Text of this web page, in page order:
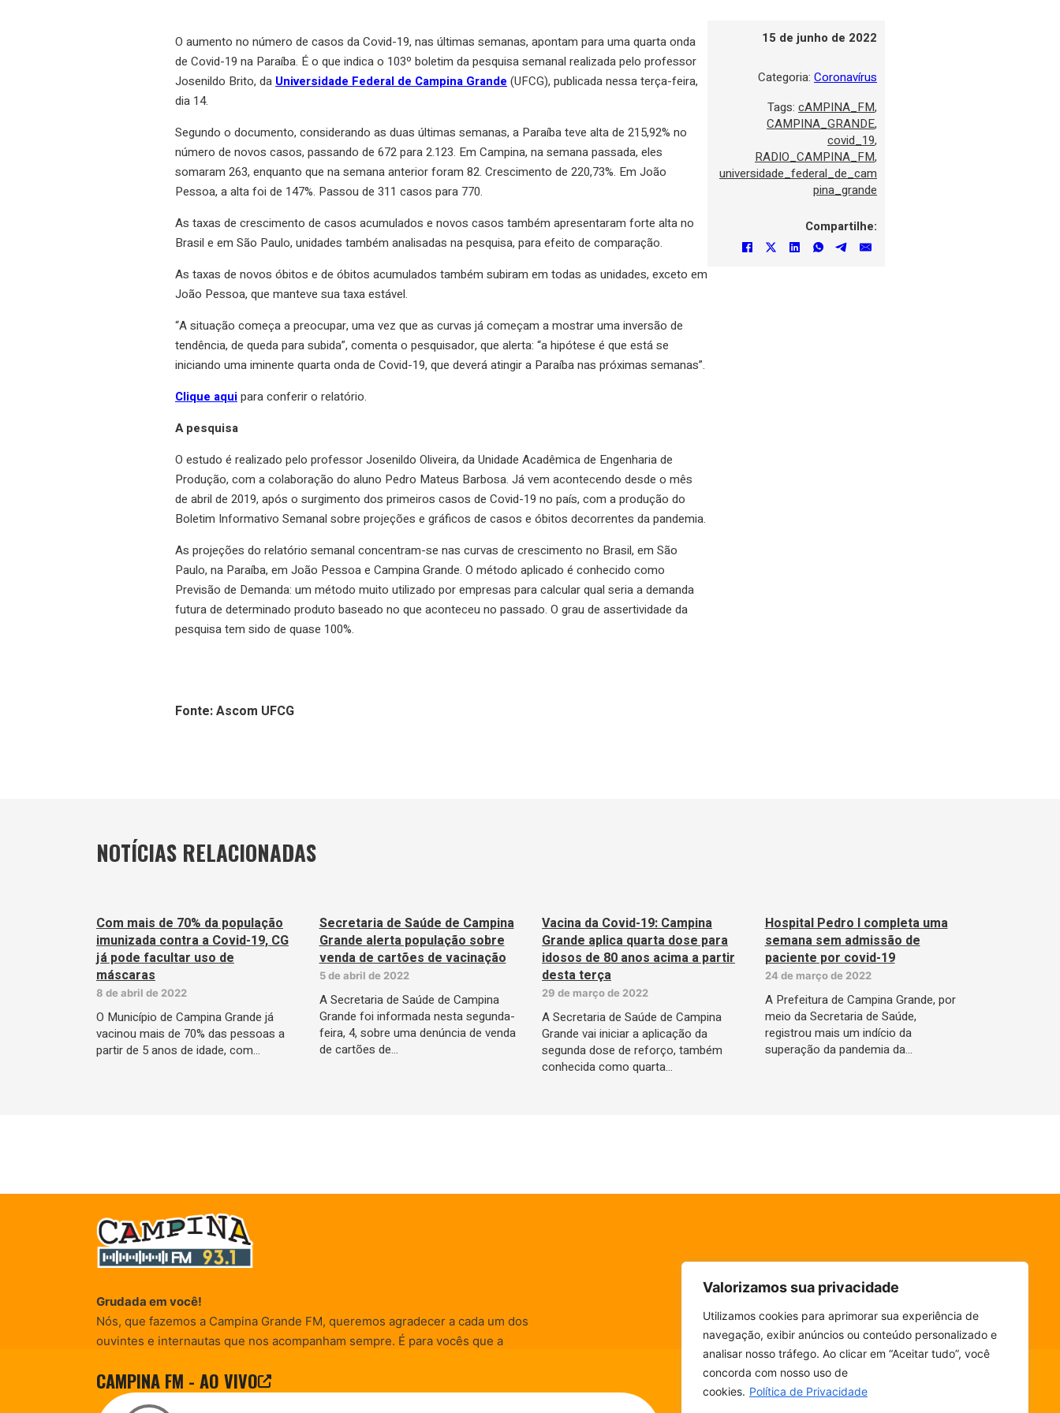
Valorizamos sua privacidade
Utilizamos cookies para aprimorar sua experiência de
navegação, exibir anúncios ou conteúdo personalizado e
analisar nosso tráfego. Ao clicar em “Aceitar tudo”, você
concorda com nosso uso de
cookies. Política de Privacidade
CAMPINA FM - AO VIVO
ESCUTE SEM PARAR! BAIXE O NOSSO APP.
O aumento no número de casos da Covid-19, nas últimas semanas, apontam para uma quarta onda
de Covid-19 na Paraíba. É o que indica o 103º boletim da pesquisa semanal realizada pelo professor
Josenildo Brito, daUniversidade Federal de Campina Grande(UFCG), publicada nessa terça-feira,
dia 14.
Segundo o documento, considerando as duas últimas semanas, a Paraíba teve alta de 215,92% no
número de novos casos, passando de 672 para 2.123. Em Campina, na semana passada, eles
somaram 263, enquanto que na semana anterior foram 82. Crescimento de 220,73%. Em João
Pessoa, a alta foi de 147%. Passou de 311 casos para 770.
As taxas de crescimento de casos acumulados e novos casos também apresentaram forte alta no
Brasil e em São Paulo, unidades também analisadas na pesquisa, para efeito de comparação.
As taxas de novos óbitos e de óbitos acumulados também subiram em todas as unidades, exceto em
João Pessoa, que manteve sua taxa estável.
“A situação começa a preocupar, uma vez que as curvas já começam a mostrar uma inversão de
tendência, de queda para subida”, comenta o pesquisador, que alerta: “a hipótese é que está se
iniciando uma iminente quarta onda de Covid-19, que deverá atingir a Paraíba nas próximas semanas”.
Clique aquipara conferir o relatório.
A pesquisa
O estudo é realizado pelo professor Josenildo Oliveira, da Unidade Acadêmica de Engenharia de
Produção, com a colaboração do aluno Pedro Mateus Barbosa. Já vem acontecendo desde o mês
de abril de 2019, após o surgimento dos primeiros casos de Covid-19 no país, com a produção do
Boletim Informativo Semanal sobre projeções e gráficos de casos e óbitos decorrentes da pandemia.
As projeções do relatório semanal concentram-se nas curvas de crescimento no Brasil, em São
Paulo, na Paraíba, em João Pessoa e Campina Grande. O método aplicado é conhecido como
Previsão de Demanda: um método muito utilizado por empresas para calcular qual seria a demanda
futura de determinado produto baseado no que aconteceu no passado. O grau de assertividade da
pesquisa tem sido de quase 100%.
Fonte: Ascom UFCG
15 de junho de 2022
Categoria: Coronavírus
Tags: cAMPINA_FM,
CAMPINA_GRANDE,
covid_19,
RADIO_CAMPINA_FM,
universidade_federal_de_cam
pina_grande
Compartilhe:
NOTÍCIAS RELACIONADAS
Com mais de 70% da população
imunizada contra a Covid-19, CG
já pode facultar uso de
máscaras
8 de abril de 2022
O Município de Campina Grande já
vacinou mais de 70% das pessoas a
partir de 5 anos de idade, com…
Secretaria de Saúde de Campina
Grande alerta população sobre
venda de cartões de vacinação
5 de abril de 2022
A Secretaria de Saúde de Campina
Grande foi informada nesta segunda-
feira, 4, sobre uma denúncia de venda
de cartões de…
Vacina da Covid-19: Campina
Grande aplica quarta dose para
idosos de 80 anos acima a partir
desta terça
29 de março de 2022
A Secretaria de Saúde de Campina
Grande vai iniciar a aplicação da
segunda dose de reforço, também
conhecida como quarta…
Hospital Pedro I completa uma
semana sem admissão de
paciente por covid-19
24 de março de 2022
A Prefeitura de Campina Grande, por
meio da Secretaria de Saúde,
registrou mais um indício da
superação da pandemia da…
Grudada em você!
Nós, que fazemos a Campina Grande FM, queremos agradecer a cada um dos
ouvintes e internautas que nos acompanham sempre. É para vocês que a
entretenimento, promocionais e de conscientização) são realizadas.